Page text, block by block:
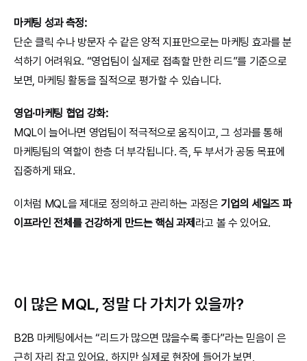
마케팅 성과 측정:
단순 클릭 수나 방문자 수 같은 양적 지표만으로는 마케팅 효과를 분
석하기 어려워요. “영업팀이 실제로 접촉할 만한 리드”를 기준으로
보면, 마케팅 활동을 질적으로 평가할 수 있습니다.
영업·마케팅 협업 강화:
MQL이 늘어나면 영업팀이 적극적으로 움직이고, 그 성과를 통해
마케팅팀의 역할이 한층 더 부각됩니다. 즉, 두 부서가 공동 목표에
집중하게 돼요.
이처럼 MQL을 제대로 정의하고 관리하는 과정은 기업의 세일즈 파
이프라인 전체를 건강하게 만드는 핵심 과제 라고 볼 수 있어요.
이 많은 MQL, 정말 다 가치가 있을까?
B2B 마케팅에서는 “리드가 많으면 많을수록 좋다”라는 믿음이 은
근히 자리 잡고 있어요. 하지만 실제로 현장에 들어가 보면,